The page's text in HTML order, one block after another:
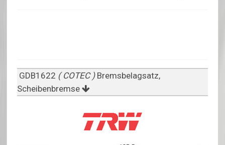
GDB1622 ( COTEC ) Bremsbelagsatz,
Scheibenbremse